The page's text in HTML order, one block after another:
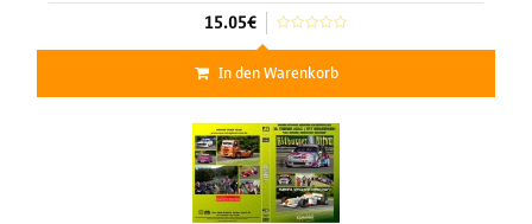
15.05€
In den Warenkorb